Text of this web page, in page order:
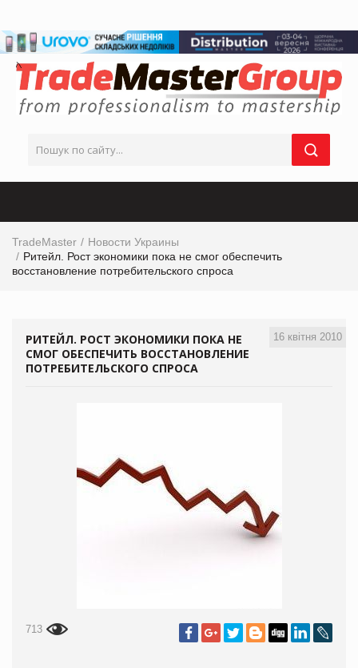
TradeMaster
Новости Украины
Ритейл. Рост экономики пока не смог обеспечить
восстановление потребительского спроса
16 квітня 2010
РИТЕЙЛ. РОСТ ЭКОНОМИКИ ПОКА НЕ
СМОГ ОБЕСПЕЧИТЬ ВОССТАНОВЛЕНИЕ
ПОТРЕБИТЕЛЬСКОГО СПРОСА
713